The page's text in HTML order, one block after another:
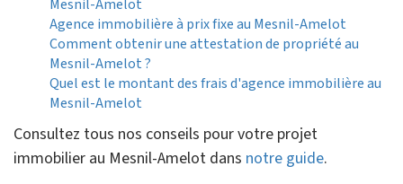
Mesnil-Amelot
Agence immobilière à prix fixe au Mesnil-Amelot
Comment obtenir une attestation de propriété au
Mesnil-Amelot ?
Quel est le montant des frais d'agence immobilière au
Mesnil-Amelot
Consultez tous nos conseils pour votre projet
immobilier au Mesnil-Amelot dans notre guide.